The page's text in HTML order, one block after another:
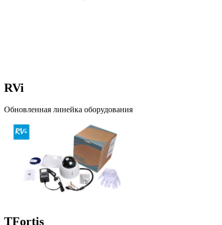
RVi
Обновленная линейка оборудования
TFortis